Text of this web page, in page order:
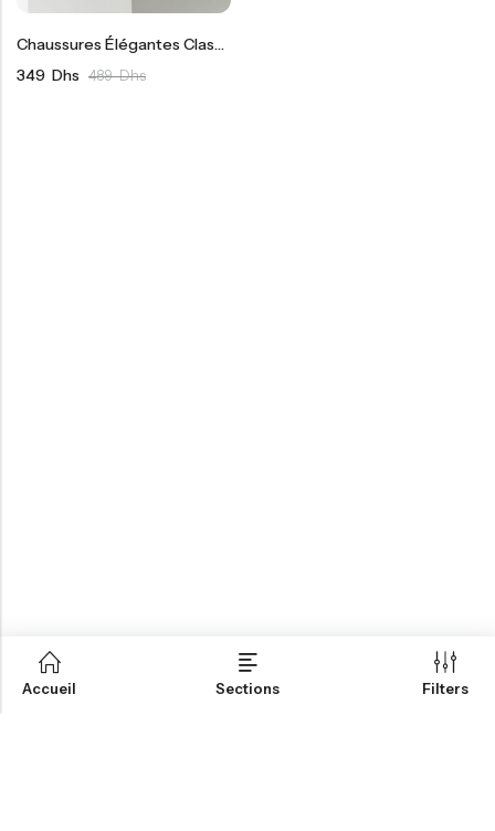
Chaussures Élégantes Class NV
349 Dhs 489Dhs
Accueil Sections Filters